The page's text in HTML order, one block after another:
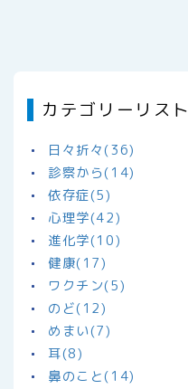
カテゴリーリスト
日々折々(36)
診察から(14)
依存症(5)
心理学(42)
進化学(10)
健康(17)
ワクチン(5)
のど(12)
めまい(7)
耳(8)
鼻のこと(14)